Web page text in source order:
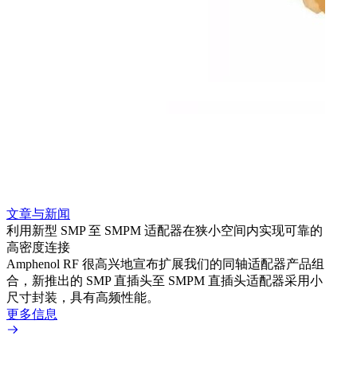
文章与新闻
利用新型 SMP 至 SMPM 适配器在狭小空间内实现可靠的
高密度连接
Amphenol RF 很高兴地宣布扩展我们的同轴适配器产品组
合，新推出的 SMP 直插头至 SMPM 直插头适配器采用小
尺寸封装，具有高频性能。
更多信息